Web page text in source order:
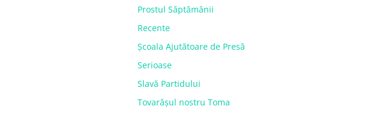
Prostul Săptămânii
Recente
Școala Ajutătoare de Presă
Serioase
Slavă Partidului
Tovarășul nostru Toma